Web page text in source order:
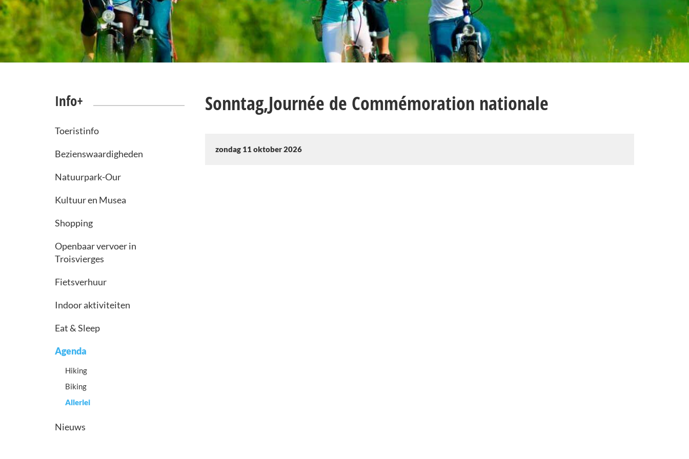
Info+
Toeristinfo
Bezienswaardigheden
Natuurpark-Our
Kultuur en Musea
Shopping
Openbaar vervoer in
Troisvierges
Fietsverhuur
Indoor aktiviteiten
Eat & Sleep
Agenda
Hiking
Biking
Allerlei
Nieuws
Sonntag,Journée de Commémoration nationale
zondag 11 oktober 2026